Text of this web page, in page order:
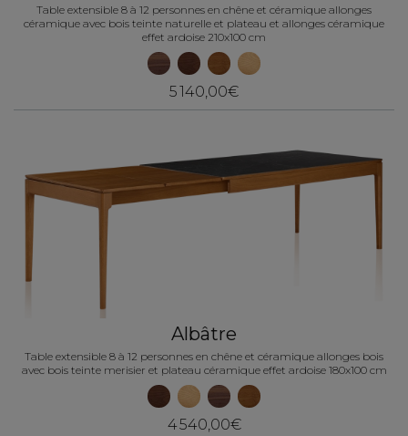
Table extensible 8 à 12 personnes en chêne et céramique allonges
céramique avec bois teinte naturelle et plateau et allonges céramique
effet ardoise 210x100 cm
5 140,00€
Albâtre
Table extensible 8 à 12 personnes en chêne et céramique allonges bois
avec bois teinte merisier et plateau céramique effet ardoise 180x100 cm
4 540,00€